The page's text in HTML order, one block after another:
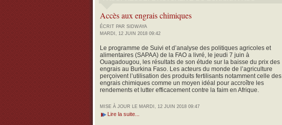
Accès aux engrais chimiques
ÉCRIT PAR SIDWAYA
MARDI, 12 JUIN 2018 09:42
Le programme de Suivi et d’analyse des politiques agricoles et
alimentaires (SAPAA) de la FAO a livré, le jeudi 7 juin à
Ouagadougou, les résultats de son étude sur la baisse du prix des
engrais au Burkina Faso. Les acteurs du monde de l’agriculture
perçoivent l’utilisation des produits fertilisants notamment celle des
engrais chimiques comme un moyen idéal pour accroître les
rendements et lutter efficacement contre la faim en Afrique.
MISE À JOUR LE MARDI, 12 JUIN 2018 09:47
Lire la suite...